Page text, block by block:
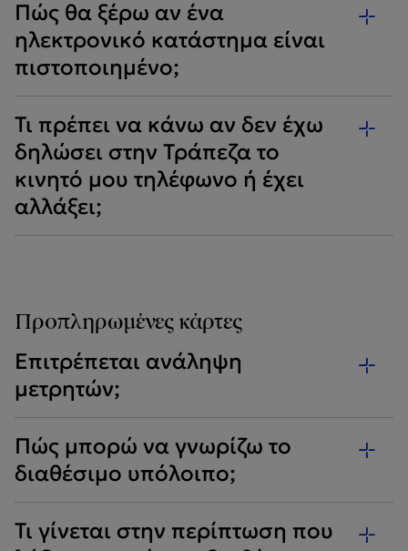
Πώς θα ξέρω αν ένα
ηλεκτρονικό κατάστημα είναι
πιστοποιημένο;
Τι πρέπει να κάνω αν δεν έχω
δηλώσει στην Τράπεζα το
κινητό μου τηλέφωνο ή έχει
αλλάξει;
Προπληρωμένες κάρτες
Επιτρέπεται ανάληψη
μετρητών;
Πώς μπορώ να γνωρίζω το
διαθέσιμο υπόλοιπο;
Τι γίνεται στην περίπτωση που